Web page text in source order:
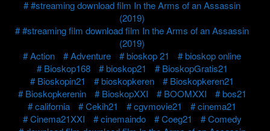
#streaming download film In the Arms of an Assassin
(2019)
#streaming film download film In the Arms of an Assassin
(2019)
Action
Adventure bioskop 21
bioskop online
Bioskop168
bioskop21
BioskopGratis21
Bioskopin21
bioskopkeren
Bioskopkeren21
Bioskopkerenin
BioskopXXI BOOMXXI
bos21
california
Cekih21 cgvmovie21
cinema21
Cinema21XXI
cinemaindo Coeg21
Comedy